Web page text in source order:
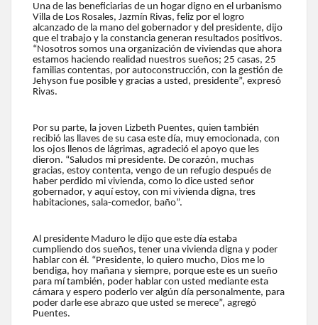
Una de las beneficiarias de un hogar digno en el urbanismo
Villa de Los Rosales, Jazmín Rivas, feliz por el logro
alcanzado de la mano del gobernador y del presidente, dijo
que el trabajo y la constancia generan resultados positivos.
“Nosotros somos una organización de viviendas que ahora
estamos haciendo realidad nuestros sueños; 25 casas, 25
familias contentas, por autoconstrucción, con la gestión de
Jehyson fue posible y gracias a usted, presidente”, expresó
Rivas.
Por su parte, la joven Lizbeth Puentes, quien también
recibió las llaves de su casa este día, muy emocionada, con
los ojos llenos de lágrimas, agradeció el apoyo que les
dieron. “Saludos mi presidente. De corazón, muchas
gracias, estoy contenta, vengo de un refugio después de
haber perdido mi vivienda, como lo dice usted señor
gobernador, y aquí estoy, con mi vivienda digna, tres
habitaciones, sala-comedor, baño”.
Al presidente Maduro le dijo que este día estaba
cumpliendo dos sueños, tener una vivienda digna y poder
hablar con él. “Presidente, lo quiero mucho, Dios me lo
bendiga, hoy mañana y siempre, porque este es un sueño
para mí también, poder hablar con usted mediante esta
cámara y espero poderlo ver algún día personalmente, para
poder darle ese abrazo que usted se merece”, agregó
Puentes.